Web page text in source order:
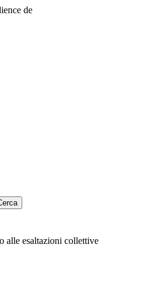
de
alle esaltazioni collettive